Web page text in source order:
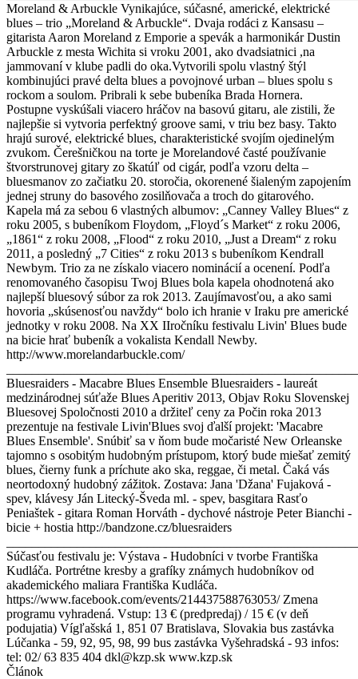
Moreland & Arbuckle Vynikajúce, súčasné, americké, elektrické
blues – trio „Moreland & Arbuckle“. Dvaja rodáci z Kansasu –
gitarista Aaron Moreland z Emporie a spevák a harmonikár Dustin
Arbuckle z mesta Wichita si vroku 2001, ako dvadsiatnici ,na
jammovaní v klube padli do oka.Vytvorili spolu vlastný štýl
kombinujúci pravé delta blues a povojnové urban – blues spolu s
rockom a soulom. Pribrali k sebe bubeníka Brada Hornera.
Postupne vyskúšali viacero hráčov na basovú gitaru, ale zistili, že
najlepšie si vytvoria perfektný groove sami, v triu bez basy. Takto
hrajú surové, elektrické blues, charakteristické svojím ojedinelým
zvukom. Čerešničkou na torte je Morelandové časté používanie
štvorstrunovej gitary zo škatúľ od cigár, podľa vzoru delta –
bluesmanov zo začiatku 20. storočia, okorenené šialeným zapojením
jednej struny do basového zosilňovača a troch do gitarového.
Kapela má za sebou 6 vlastných albumov: „Canney Valley Blues“ z
roku 2005, s bubeníkom Floydom, „Floyd´s Market“ z roku 2006,
„1861“ z roku 2008, „Flood“ z roku 2010, „Just a Dream“ z roku
2011, a posledný „7 Cities“ z roku 2013 s bubeníkom Kendrall
Newbym. Trio za ne získalo viacero nominácií a ocenení. Podľa
renomovaného časopisu Twoj Blues bola kapela ohodnotená ako
najlepší bluesový súbor za rok 2013. Zaujímavosťou, a ako sami
hovoria „skúsenosťou navždy“ bolo ich hranie v Iraku pre americké
jednotky v roku 2008. Na XX IIročníku festivalu Livin' Blues bude
na bicie hrať bubeník a vokalista Kendall Newby.
http://www.morelandarbuckle.com/
Bluesraiders - Macabre Blues Ensemble Bluesraiders - laureát
medzinárodnej súťaže Blues Aperitiv 2013, Objav Roku Slovenskej
Bluesovej Spoločnosti 2010 a držiteľ ceny za Počin roka 2013
prezentuje na festivale Livin'Blues svoj ďalší projekt: 'Macabre
Blues Ensemble'. Snúbiť sa v ňom bude močaristé New Orleanske
tajomno s osobitým hudobným prístupom, ktorý bude miešať zemitý
blues, čierny funk a príchute ako ska, reggae, či metal. Čaká vás
neortodoxný hudobný zážitok. Zostava: Jana 'Džana' Fujaková -
spev, klávesy Ján Litecký-Šveda ml. - spev, basgitara Rasťo
Peniaštek - gitara Roman Horváth - dychové nástroje Peter Bianchi -
bicie + hostia http://bandzone.cz/bluesraiders
Súčasťou festivalu je: Výstava - Hudobníci v tvorbe Františka
Kudláča. Portrétne kresby a grafíky známych hudobníkov od
akademického maliara Františka Kudláča.
https://www.facebook.com/events/214437588763053/ Zmena
programu vyhradená. Vstup: 13 € (predpredaj) / 15 € (v deň
podujatia) Vígľašská 1, 851 07 Bratislava, Slovakia bus zastávka
Lúčanka - 59, 92, 95, 98, 99 bus zastávka Vyšehradská - 93 infos:
tel: 02/ 63 835 404 dkl@kzp.sk www.kzp.sk
Článok